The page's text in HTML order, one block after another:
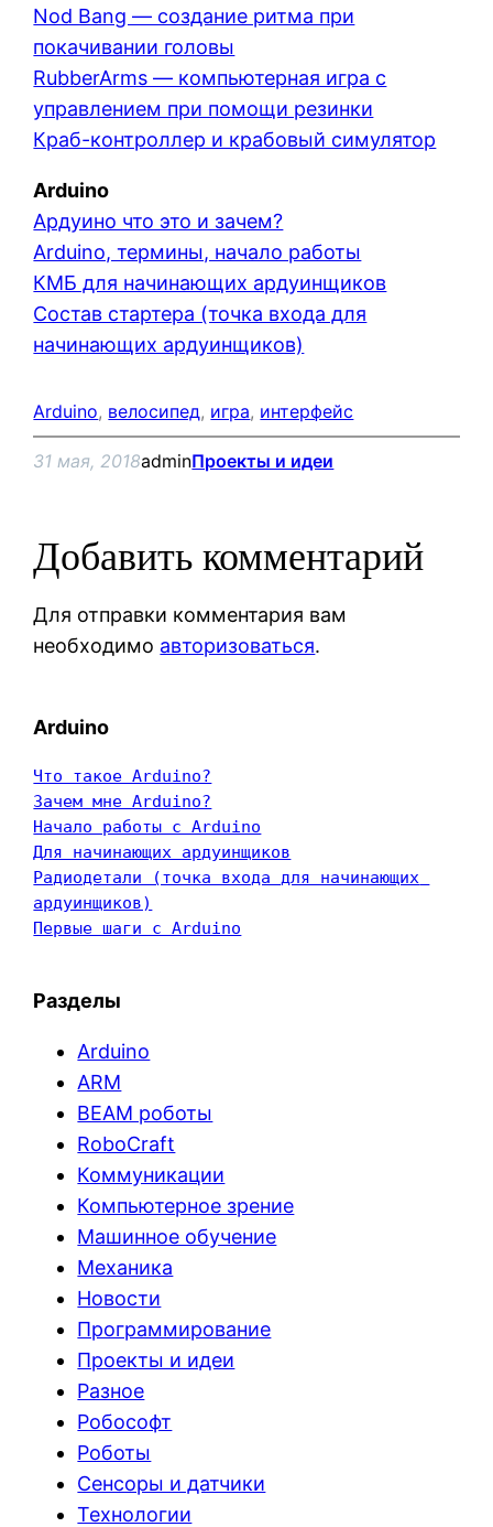
Nod Bang — создание ритма при
покачивании головы
RubberArms — компьютерная игра с
управлением при помощи резинки
Краб-контроллер и крабовый симулятор
Arduino
Ардуино что это и зачем?
Arduino, термины, начало работы
КМБ для начинающих ардуинщиков
Состав стартера (точка входа для
начинающих ардуинщиков)
Arduino, велосипед, игра, интерфейс
31 мая, 2018adminПроекты и идеи
Добавить комментарий
Для отправки комментария вам
необходимо авторизоваться.
Arduino
Что такое Arduino?
Зачем мне Arduino?
Начало работы с Arduino
Для начинающих ардуинщиков
Радиодетали (точка входа для начинающих
ардуинщиков)
Первые шаги с Arduino
Разделы
Arduino
ARM
BEAM роботы
RoboCraft
Коммуникации
Компьютерное зрение
Машинное обучение
Механика
Новости
Программирование
Проекты и идеи
Разное
Робософт
Роботы
Сенсоры и датчики
Технологии